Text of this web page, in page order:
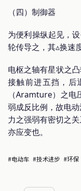
（四）制御器
为便利操纵起见，
轮传导之，其▵换速
电枢之轴有星状之
接触前进五挡，后
（Aramture）之电
弱成反比例，故电
力之强弱有密切之
亦应变也。
#电动车 #技术进步 #环保